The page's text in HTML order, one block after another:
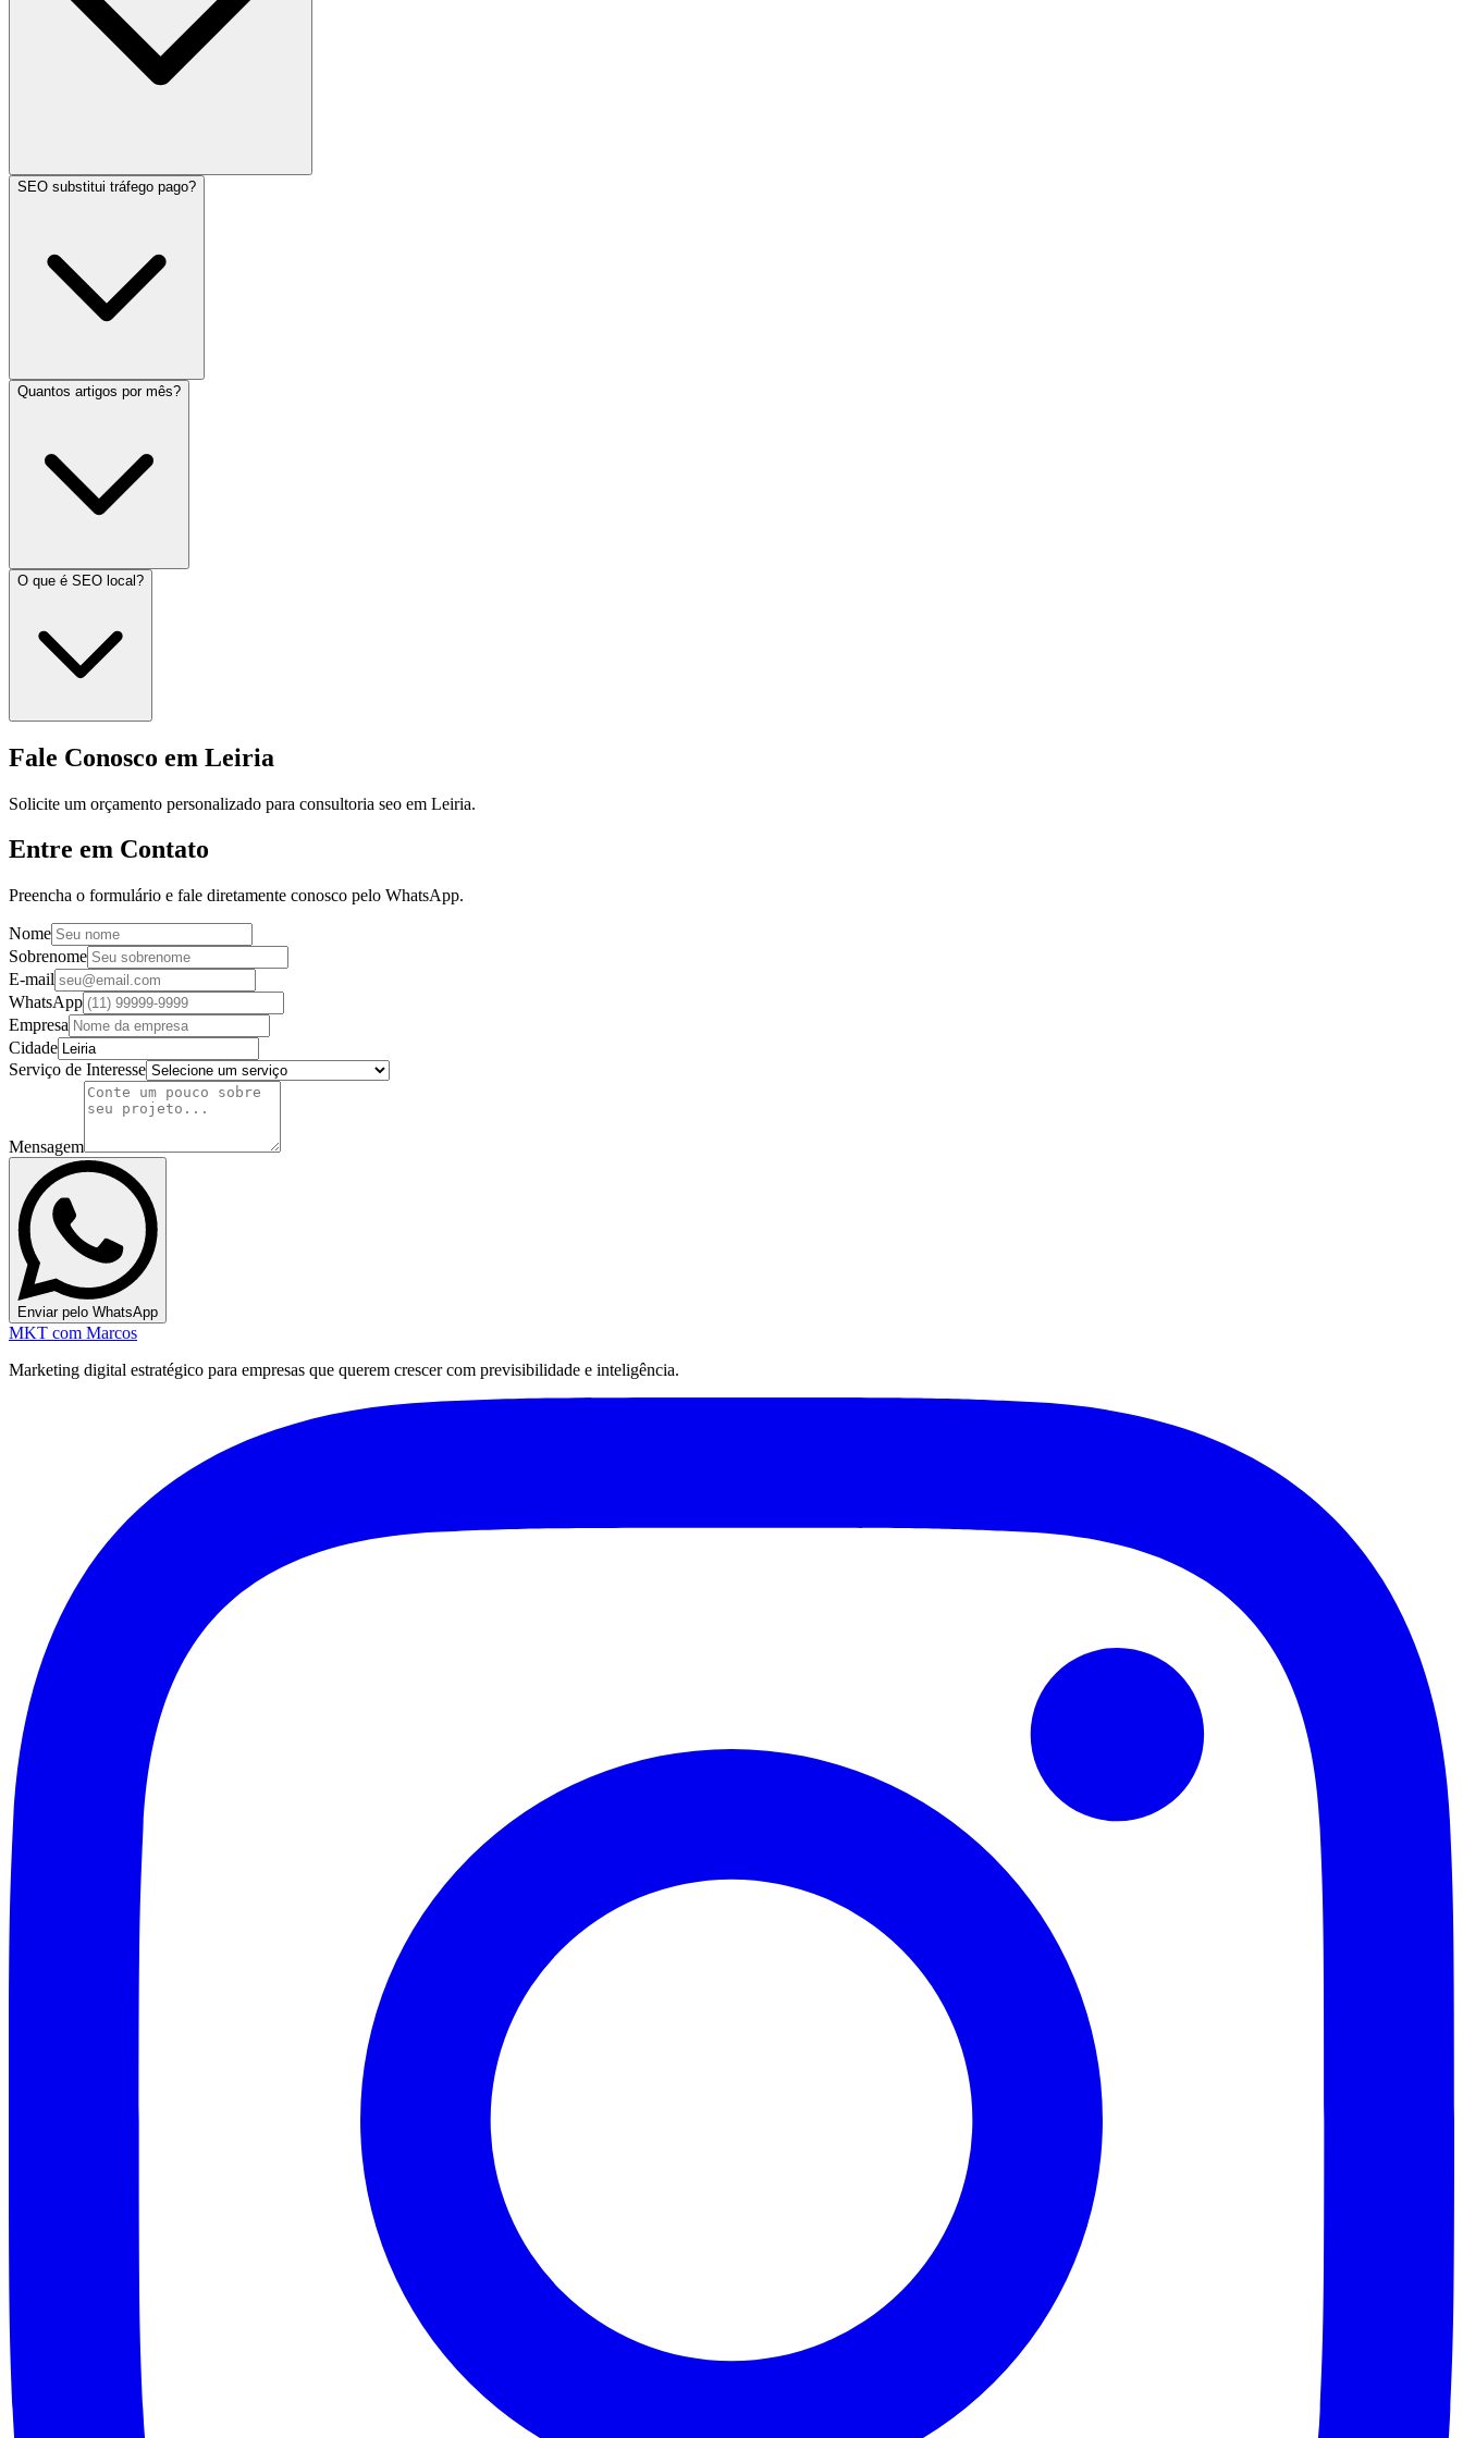
SEO substitui tráfego pago?
Quantos artigos por mês?
O que é SEO local?
Fale Conosco em Leiria
Solicite um orçamento personalizado para consultoria seo em Leiria.
Entre em Contato
Preencha o formulário e fale diretamente conosco pelo WhatsApp.
Nome
Sobrenome
E-mail
WhatsApp
Empresa
Cidade
Serviço de Interesse
Mensagem
Enviar pelo WhatsApp
MKT com Marcos
Marketing digital estratégico para empresas que querem crescer com previsibilidade e inteligência.